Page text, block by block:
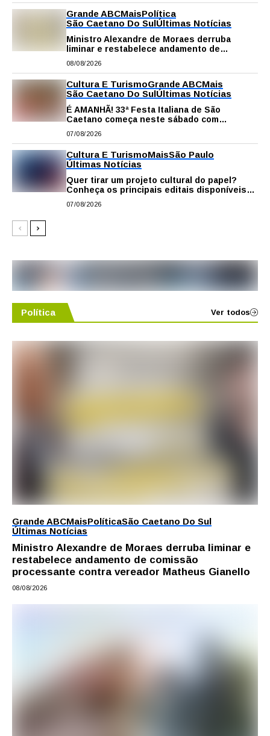
Grande ABCMaisPolítica
São Caetano Do SulÚltimas Notícias
Ministro Alexandre de Moraes derruba
liminar e restabelece andamento de
Matheus Gianello
08/08/2026
Cultura E TurismoGrande ABCMais
São Caetano Do SulÚltimas Notícias
É AMANHÃ! 33ª Festa Italiana de São
Caetano começa neste sábado com
07/08/2026
Cultura E TurismoMaisSão Paulo
Últimas Notícias
Quer tirar um projeto cultural do papel?
Conheça os principais editais disponíveis
07/08/2026
Política Ver todos
Grande ABCMaisPolíticaSão Caetano Do Sul
Últimas Notícias
Ministro Alexandre de Moraes derruba liminar e
restabelece andamento de comissão
processante contra vereador Matheus Gianello
08/08/2026